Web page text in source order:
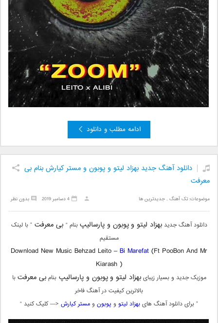
ادامه مطلب و دانلود
دانلود آهنگ جدید بهزاد لیتو و پوبون و مستر کیارش بنام بی
معرفت
موضوعات:تک آهنگ ,جدیدترین ها بدون نظر 4 دسامبر 2019
دانلود آهنگ جدیدبهزاد لیتو وپوبون و پارسالیپبنام “ بی معرفت” با لینک
مستقیم
Download New Music Behzad Leito –Bi Marefat (Ft PooBon And Mr
Kiarash )
موزیک جدید و بسیار زیبایبهزاد لیتو وپوبون و پارسالیپبنامبی معرفتبا
بالاترین کیفیت در آهنگ فاخر
” برای دانلود آهنگ هایبهزاد لیتو و پوبون ومستر کیارش <— کلیک کنید “